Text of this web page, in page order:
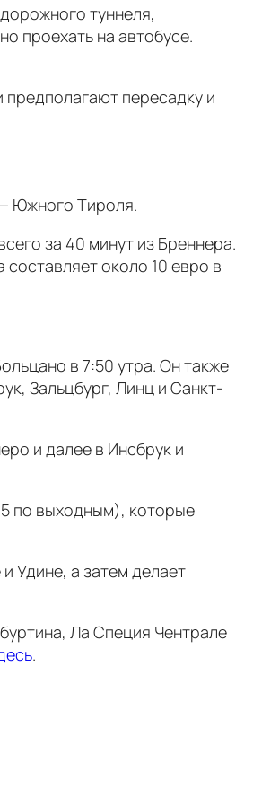
туннеля,
проехать на автобусе.
пересадку и
Южного Тироля.
за 40 минут из Бреннера.
около 10 евро в
в 7:50 утра. Он также
Зальцбург, Линц и Санкт-
и далее в Инсбрук и
по выходным), которые
Удине, а затем делает
Ла Специя Чентрале
.